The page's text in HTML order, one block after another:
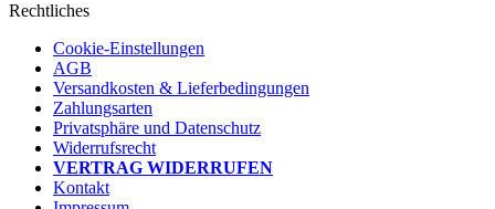
Rechtliches
Cookie-Einstellungen
AGB
Versandkosten & Lieferbedingungen
Zahlungsarten
Privatsphäre und Datenschutz
Widerrufsrecht
VERTRAG WIDERRUFEN
Kontakt